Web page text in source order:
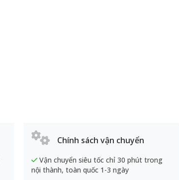
Chính sách vận chuyển
Vận chuyển siêu tốc chỉ 30 phút trong
nội thành, toàn quốc 1-3 ngày